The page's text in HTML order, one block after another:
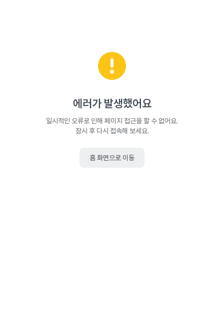
에러가 발생했어요
일시적인 오류로 인해 페이지 접근을 할 수 없어요.
잠시 후 다시 접속해 보세요.
홈 화면으로 이동